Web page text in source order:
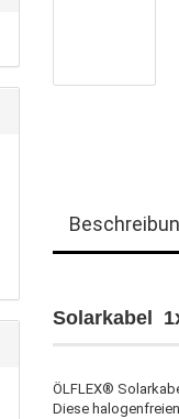
Solarkabel
ÖLFLEX®
Diese